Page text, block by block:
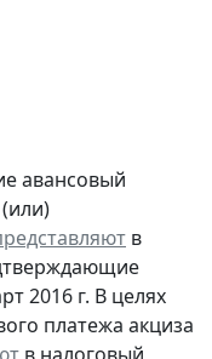
авансовый
в
2016 г. В целях
платежа акциза